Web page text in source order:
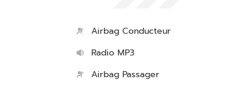
Airbag Conducteur
Radio MP3
Airbag Passager